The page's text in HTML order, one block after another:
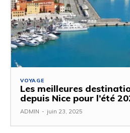
VOYAGE
Les meilleures
depuis Nice pour l’été
ADMIN - juin 23, 2025